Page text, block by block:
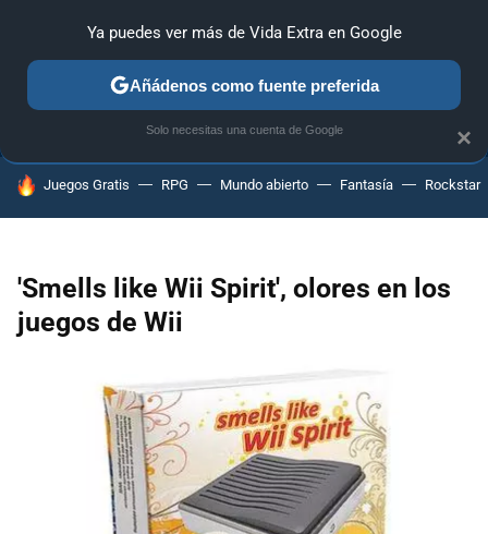
ANÁLISIS GUÍAS Y TRUCOS PC SONY NINTENDO
HOY SE HABLA DE
Juegos Gratis RPG Mundo abierto Fantasía Rockstar
'Smells like Wii Spirit', olores en los
juegos de Wii
×
Ya puedes ver más de Vida Extra en Google
Añádenos como fuente preferida
Solo necesitas una cuenta de Google